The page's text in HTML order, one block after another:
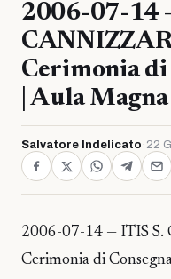
2006-07-14
Cerimonia di
| Aula
Salvatore Indelicato · 22
2006-07-14 — ITIS
Cerimonia di